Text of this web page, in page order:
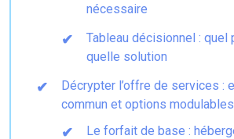
nécessaire
Tableau décisionnel : quel
quelle solution
Décrypter l’offre de services :
commun et options modulables
Le forfait de base :